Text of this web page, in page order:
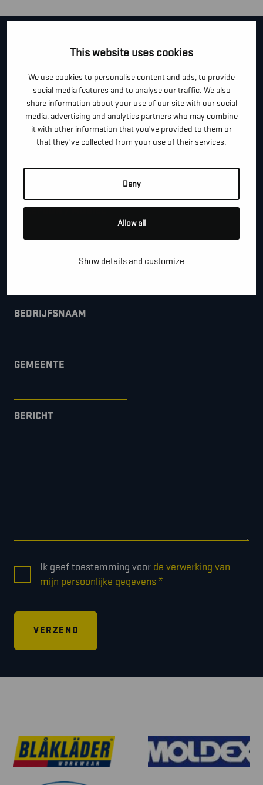
This website uses cookies
We use cookies to personalise content and ads, to provide
social media features and to analyse our traffic. We also
share information about your use of our site with our social
media, advertising and analytics partners who may combine
it with other information that you’ve provided to them or
that they’ve collected from your use of their services.
Deny
Allow all
Show details and customize
CONTACTEER ONS!
Je kan dit formulier gebruiken om meer informatie te
vragen, een afspraak te maken of gewoon om even
hallo te zeggen.
" geeft vereiste velden aan
TELEFOON / MOBIEL *
BEDRIJFSNAAM
GEMEENTE
BERICHT
* Ik geef toestemming voor de verwerking van
mijn persoonlijke gegevens*